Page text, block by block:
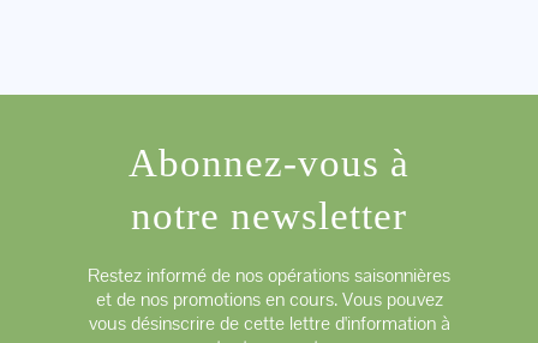
Abonnez-vous à
notre newsletter
Restez informé de nos opérations saisonnières
et de nos promotions en cours. Vous pouvez
vous désinscrire de cette lettre d'information à